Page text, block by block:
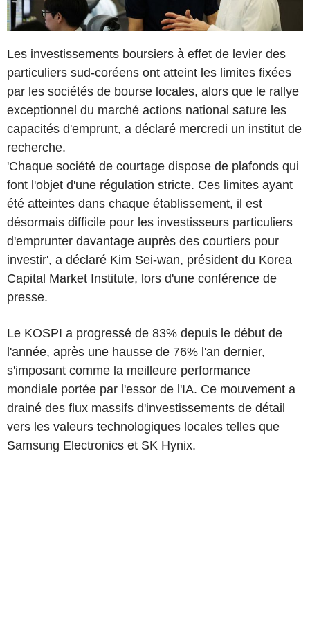
Les investissements boursiers à effet de levier des
particuliers sud-coréens ont atteint les limites fixées
par les sociétés de bourse locales, alors que le rallye
exceptionnel du marché actions national sature les
capacités d'emprunt, a déclaré mercredi un institut de
recherche.
'Chaque société de courtage dispose de plafonds qui
font l'objet d'une régulation stricte. Ces limites ayant
été atteintes dans chaque établissement, il est
désormais difficile pour les investisseurs particuliers
d'emprunter davantage auprès des courtiers pour
investir', a déclaré Kim Sei-wan, président du Korea
Capital Market Institute, lors d'une conférence de
presse.
Le KOSPI a progressé de 83% depuis le début de
l'année, après une hausse de 76% l'an dernier,
s'imposant comme la meilleure performance
mondiale portée par l'essor de l'IA. Ce mouvement a
drainé des flux massifs d'investissements de détail
vers les valeurs technologiques locales telles que
Samsung Electronics et SK Hynix.